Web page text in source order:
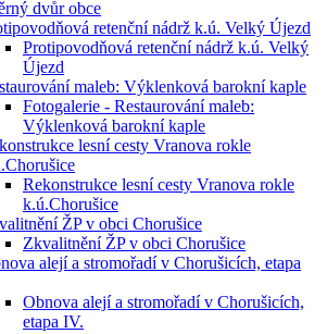
dvůr obce
retenční nádrž k.ú. Velký Újezd
Protipovodňová retenční nádrž k.ú. Velký
Újezd
maleb: Výklenková barokní kaple
Fotogalerie - Restaurování maleb:
Výklenková barokní kaple
lesní cesty Vranova rokle
Rekonstrukce lesní cesty Vranova rokle
k.ú.Chorušice
ŽP v obci Chorušice
Zkvalitnění ŽP v obci Chorušice
alejí a stromořadí v Chorušicích, etapa
Obnova alejí a stromořadí v Chorušicích,
etapa IV.